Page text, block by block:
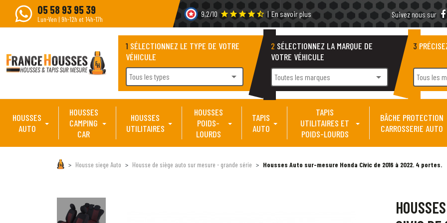
05 58 93 95 39
Lun-Ven | 9h-12h et 14h-17h
9,2/10 star starstarstarstar_half | En savoir plus Suivez nous sur
1 SÉLECTIONNEZ LE TYPE DE VOTRE
VÉHICULE
Tous les types arrow_drop_down
2 SÉLECTIONNEZ LA MARQUE DE
VOTRE VÉHICULE
Toutes les marques arrow_drop_down
3
Tous les
HOUSSES
AUTO
HOUSSES
CAMPING
CAR
HOUSSES
UTILITAIRES
HOUSSES
POIDS-
LOURDS
TAPIS
AUTO
TAPIS
UTILITAIRES ET
POIDS-LOURDS
BÂCHE PROTECTION
CARROSSERIE AUTO
Housse siege Auto Housse de siège auto sur mesure - grande série Housses Auto sur-mesure Honda Civic de 2016 à 2022. 4 portes.